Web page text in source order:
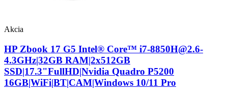
Akcia
HP Zbook 17 G5 Intel® Core™ i7-8850H@2.6-
4.3GHz|32GB RAM|2x512GB
SSD|17.3"FullHD|Nvidia Quadro P5200
16GB|WiFi|BT|CAM|Windows 10/11 Pro